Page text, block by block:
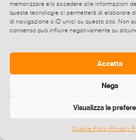
memorizzare e/o accedere alle informazioni
queste tecnologie ci permetterà di elaborare
di navigazione o ID unici su questo sito. Non
consenso può influire negativamente su
Accetta
Nega
Visualizza le
Cookie PolicyPrivacy
©2026 E-zine